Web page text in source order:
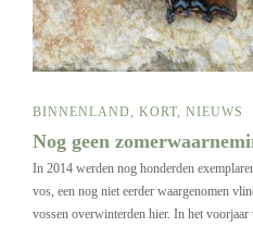
BINNENLAND, KORT, NIEUWS
Nog geen
In 2014 werden nog honderden
vos, een nog niet eerder waargenomen
vossen overwinterden hier. In het